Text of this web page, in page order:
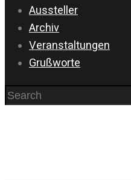
Aussteller
Archiv
Veranstaltungen
Grußworte